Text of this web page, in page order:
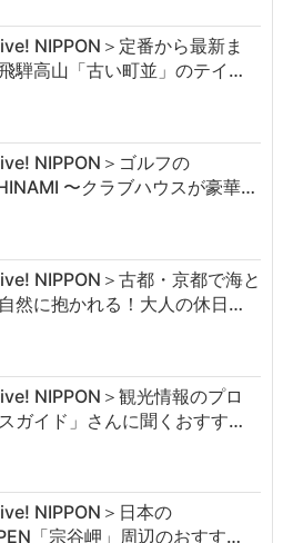
NIPPON＞定番から最新ま
騨高山「古い町並」のテイ…
NIPPON＞ゴルフの
〜クラブハウスが豪華…
NIPPON＞古都・京都で海と
然に抱かれる！大人の休日…
NIPPON＞観光情報のプロ
スガイド」さんに聞くおすす…
NIPPON＞日本の
「宗谷岬」周辺のおすす…